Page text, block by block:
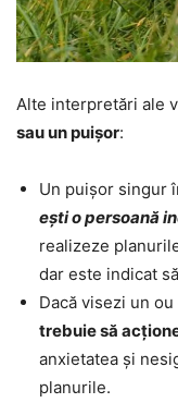
Alte interpretări ale
sau un puișor:
Un puișor singur
ești o persoană
realizeze
dar este indicat
Dacă visezi un
trebuie să
anxietatea și
planurile.